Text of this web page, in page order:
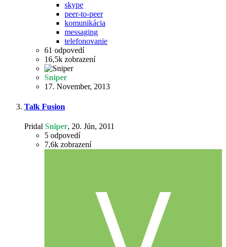
skype
peer-to-peer
komunikácia
messaging
telefonovanie
61 odpovedí
16,5k zobrazení
Sniper
17. November, 2013
Talk Fusion
Pridal Sniper, 20. Jún, 2011
5 odpovedí
7,6k zobrazení